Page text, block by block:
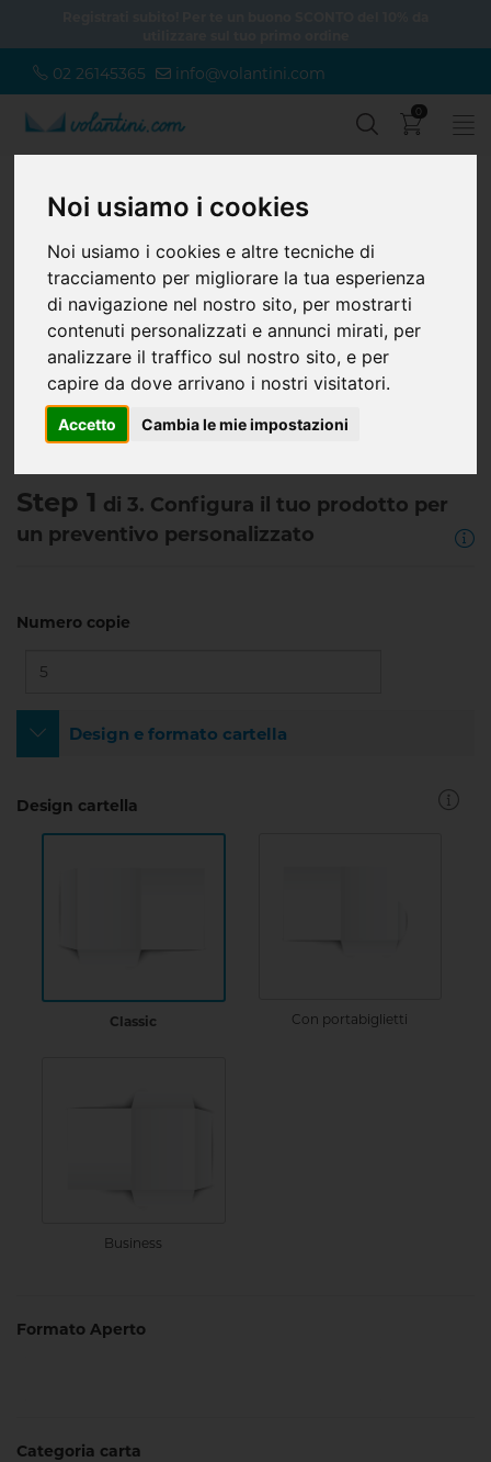
Noi usiamo i cookies
Noi usiamo i cookies e altre tecniche di
tracciamento per migliorare la tua esperienza
di navigazione nel nostro sito, per mostrarti
contenuti personalizzati e annunci mirati, per
analizzare il traffico sul nostro sito, e per
capire da dove arrivano i nostri visitatori.
Accetto Cambia le mie impostazioni
02 26145365 info@volantini.com
0
Home Piccolo Formato Cartelle Cartelle
Cartelle - Calcolato con scontistica
I prodotti più semplici e belli di sempre. Goditi i vantaggi dell'alta
qualità di stampa e del preventivo online, risparmia tempo e
trasmetti con stile la tua immagine.
Le più avanzate tecnologie di stampa per ottenere il massimo dalla
tua creatività.
Step 1 di 3. Configura il tuo prodotto per
un preventivo personalizzato
Numero copie
Design e formato cartella
Design cartella
Classic Con portabiglietti
Business
Formato Aperto
Categoria carta